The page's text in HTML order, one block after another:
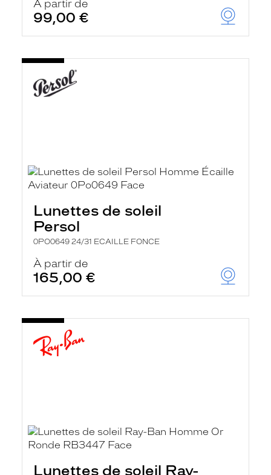
À partir de
99,00 €
Lunettes de soleil
Persol
0PO0649 24/31 ECAILLE FONCE
À partir de
165,00 €
Lunettes de soleil Ray-